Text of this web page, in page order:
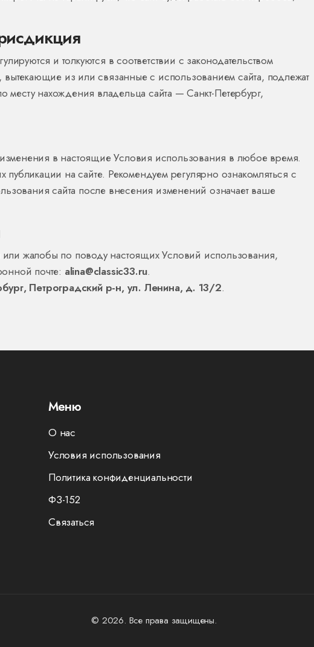
и толкуются в соответствии с законодательством
из или связанные с использованием сайта, подлежат
месту нахождения владельца сайта — Санкт-Петербург,
в настоящие Условия использования в любое время.
публикации на сайте. Рекомендуем регулярно ознакомляться с
сайта после внесения изменений означает ваше
жалобы по поводу настоящих Условий использования,
почте: alina@classic33.ru.
Петроградский р-н, ул. Ленина, д. 13/2.
Меню
О нас
Условия использования
Политика конфиденциальности
ФЗ-152
Связаться
© 2026. Все права защищены.